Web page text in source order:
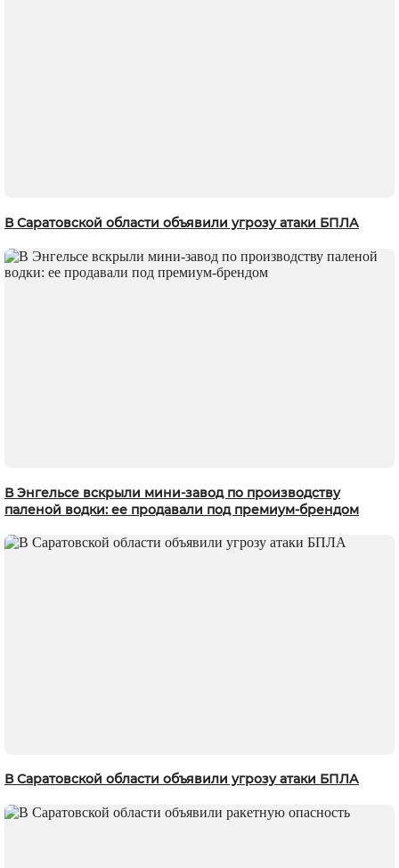
В Саратовской области объявили угрозу атаки БПЛА
В Энгельсе вскрыли мини-завод по производству
паленой водки: ее продавали под премиум-брендом
В Саратовской области объявили угрозу атаки БПЛА